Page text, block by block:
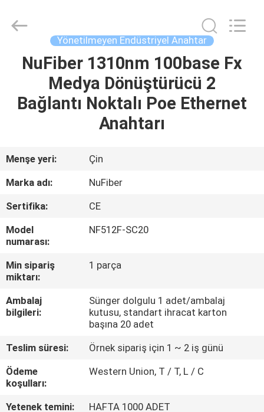
ÜRÜN:%
HAKKIMIZDA
TURU
KONTROL
BIZIMLE
GEÇIN
HABERLER
Co.,Ltd.
Developed
Yönetilmeyen Endüstriyel Anahtar
NuFiber 1310nm 100base Fx
Medya Dönüştürücü 2
Bağlantı Noktalı Poe Ethernet
Anahtarı
Menşe yeri:
Çin
Marka adı:
NuFiber
Sertifika:
CE
Model
numarası:
NF512F-SC20
Min sipariş
miktarı:
1 parça
Ambalaj
bilgileri:
Sünger dolgulu 1 adet/ambalaj
kutusu, standart ihracat karton
başına 20 adet
Teslim süresi:
Örnek sipariş için 1 ~ 2 iş günü
Ödeme
koşulları:
Western Union, T / T, L / C
Yetenek temini:
HAFTA 1000 ADET